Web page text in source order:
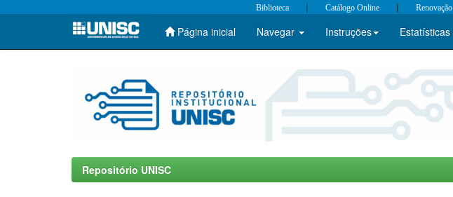
Skip
Biblioteca | Catálogo Online | Renovação
Página inicial Navegar Instruções Estatísticas
Repositório UNISC